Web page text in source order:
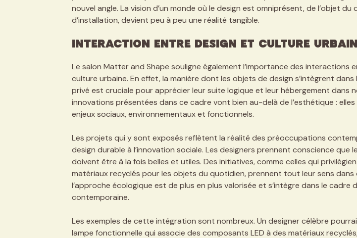
nouvel angle. La vision d’un monde où le design est omniprésent, de l’objet du
d’installation, devient peu à peu une réalité tangible.
Interaction entre Design et Culture
Le salon Matter and Shape souligne également l’importance des interactions
culture urbaine. En effet, la manière dont les objets de design s’intègrent dans
privé est cruciale pour apprécier leur suite logique et leur hébergement dans
innovations présentées dans ce cadre vont bien au-delà de l’esthétique :
enjeux sociaux, environnementaux et fonctionnels.
Les projets qui y sont exposés reflètent la réalité des préoccupations
design durable à l’innovation sociale. Les designers prennent conscience que
doivent être à la fois belles et utiles. Des initiatives, comme celles qui
matériaux recyclés pour les objets du quotidien, prennent tout leur sens dans
l’approche écologique est de plus en plus valorisée et s’intègre dans le cadre
contemporaine.
Les exemples de cette intégration sont nombreux. Un designer célèbre
lampe fonctionnelle qui associe des composants LED à des matériaux